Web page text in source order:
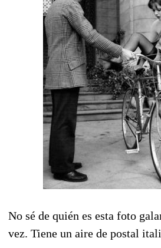
No sé de quién es esta foto
vez. Tiene un aire de postal